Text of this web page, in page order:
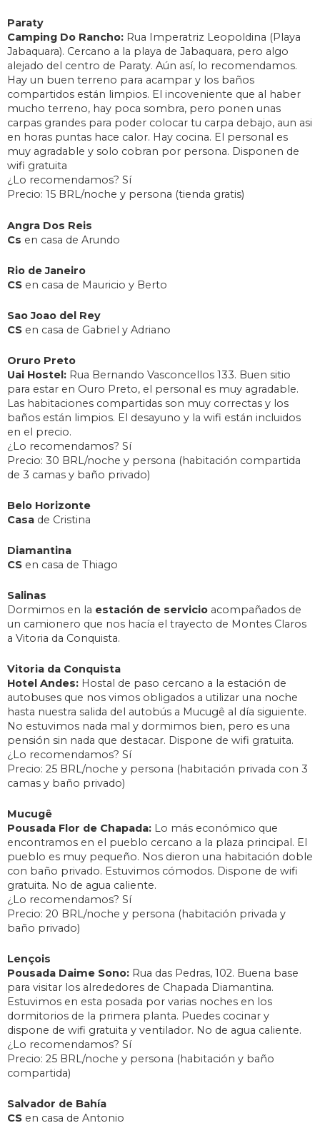
Paraty
Camping Do Rancho: Rua Imperatriz Leopoldina (Playa
Jabaquara). Cercano a la playa de Jabaquara, pero algo
alejado del centro de Paraty. Aún así, lo recomendamos.
Hay un buen terreno para acampar y los baños
compartidos están limpios. El incoveniente que al haber
mucho terreno, hay poca sombra, pero ponen unas
carpas grandes para poder colocar tu carpa debajo, aun asi
en horas puntas hace calor. Hay cocina. El personal es
muy agradable y solo cobran por persona. Disponen de
wifi gratuita
¿Lo recomendamos? Sí
Precio: 15 BRL/noche y persona (tienda gratis)
Angra Dos Reis
Cs en casa de Arundo
Rio de Janeiro
CS en casa de Mauricio y Berto
Sao Joao del Rey
CS en casa de Gabriel y Adriano
Oruro Preto
Uai Hostel: Rua Bernando Vasconcellos 133. Buen sitio
para estar en Ouro Preto, el personal es muy agradable.
Las habitaciones compartidas son muy correctas y los
baños están limpios. El desayuno y la wifi están incluidos
en el precio.
¿Lo recomendamos? Sí
Precio: 30 BRL/noche y persona (habitación compartida
de 3 camas y baño privado)
Belo Horizonte
Casa de Cristina
Diamantina
CS en casa de Thiago
Salinas
Dormimos en la estación de servicio acompañados de
un camionero que nos hacía el trayecto de Montes Claros
a Vitoria da Conquista.
Vitoria da Conquista
Hotel Andes: Hostal de paso cercano a la estación de
autobuses que nos vimos obligados a utilizar una noche
hasta nuestra salida del autobús a Mucugê al día siguiente.
No estuvimos nada mal y dormimos bien, pero es una
pensión sin nada que destacar. Dispone de wifi gratuita.
¿Lo recomendamos? Sí
Precio: 25 BRL/noche y persona (habitación privada con 3
camas y baño privado)
Mucugê
Pousada Flor de Chapada: Lo más económico que
encontramos en el pueblo cercano a la plaza principal. El
pueblo es muy pequeño. Nos dieron una habitación doble
con baño privado. Estuvimos cómodos. Dispone de wifi
gratuita. No de agua caliente.
¿Lo recomendamos? Sí
Precio: 20 BRL/noche y persona (habitación privada y
baño privado)
Lençois
Pousada Daime Sono: Rua das Pedras, 102. Buena base
para visitar los alrededores de Chapada Diamantina.
Estuvimos en esta posada por varias noches en los
dormitorios de la primera planta. Puedes cocinar y
dispone de wifi gratuita y ventilador. No de agua caliente.
¿Lo recomendamos? Sí
Precio: 25 BRL/noche y persona (habitación y baño
compartida)
Salvador de Bahía
CS en casa de Antonio